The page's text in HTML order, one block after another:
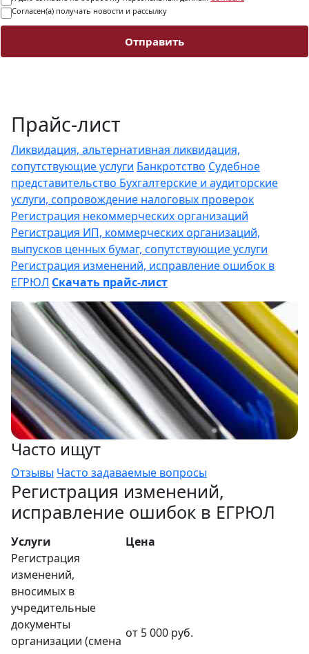
Согласен(а) получать новости и рассылку
Отправить
Прайс-лист
Ликвидация, альтернативная ликвидация,
сопутствующие услуги Банкротство Судебное
представительство Бухгалтерские и аудиторские
услуги, сопровождение налоговых проверок
Регистрация некоммерческих организаций
Регистрация ИП, коммерческих организаций,
выпусков ценных бумаг, сопутствующие услуги
Регистрация изменений, исправление ошибок в
ЕГРЮЛ Скачать прайс-лист
Часто ищут
Отзывы Часто задаваемые вопросы
Регистрация изменений,
исправление ошибок в ЕГРЮЛ
Услуги
Цена
Регистрация
изменений,
вносимых в
учредительные
документы
организации (смена
от 5 000 руб.